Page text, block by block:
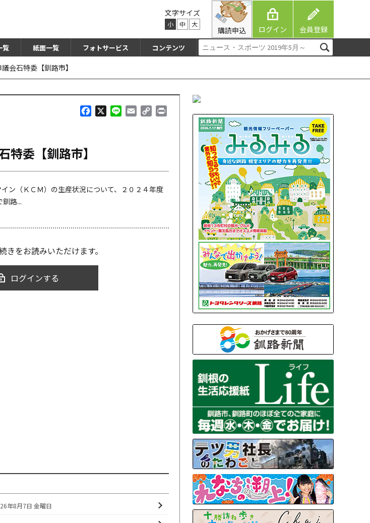
文字サイズ
小 中 大
購読申込 ログイン 会員登録
覧 紙面一覧 フォトサービス コンテンツ
会石特委【釧路市】
k
k
委【釧路市】
ン（ＫＣＭ）の生産状況について、２０２４年度
路...
をお読みいただけます。
ログインする
年8月7日 金曜日